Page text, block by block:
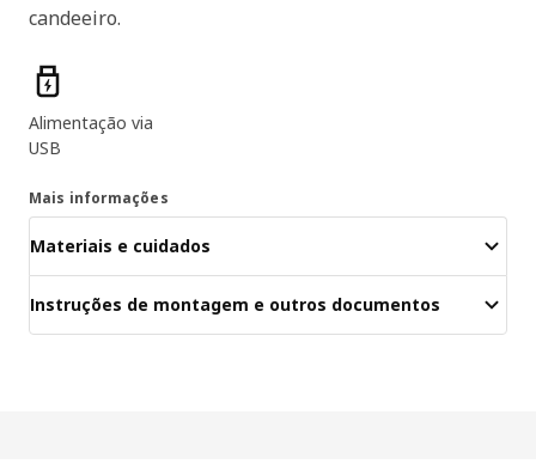
candeeiro.
Características dos produtos
Alimentação via
USB
Mais informações
Materiais e cuidados
Instruções de montagem e outros documentos